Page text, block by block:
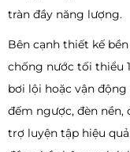
tràn đầy năng lượng.
Bên cạnh thiết kế
chống nước tối thiểu
bơi lội hoặc vận
đếm ngược, đèn
trợ luyện tập hiệu